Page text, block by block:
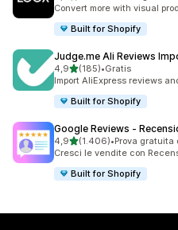
Convert more with visual
Built for Shopify
Judge.me Ali Reviews
4,9stelle su 5
(185)
185 recensioni totali
•Gratis
Import AliExpress reviews
Built for Shopify
Google Reviews ‑
4,9stelle su 5
(1.406)
1406 recensioni totali
•Prova gratuita
Cresci le vendite con
Built for Shopify